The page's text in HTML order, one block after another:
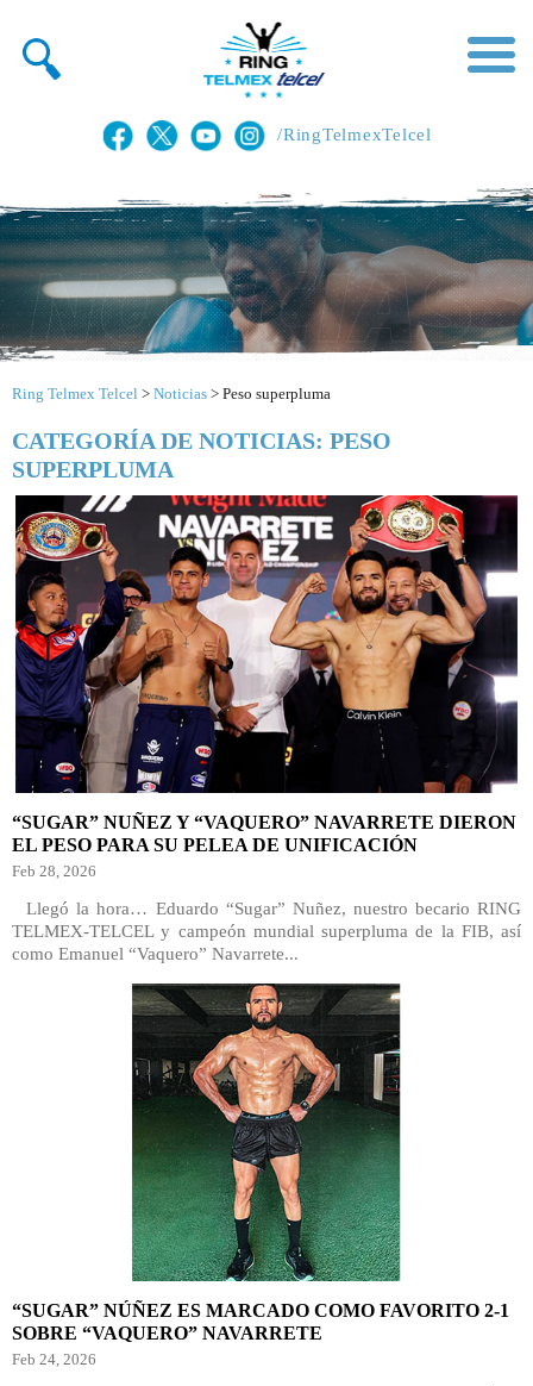
/RingTelmexTelcel
Ring Telmex Telcel > Noticias > Peso superpluma
CATEGORÍA DE NOTICIAS: PESO
SUPERPLUMA
“SUGAR” NUÑEZ Y “VAQUERO” NAVARRETE DIERON
EL PESO PARA SU PELEA DE UNIFICACIÓN
Feb 28, 2026
Llegó la hora… Eduardo “Sugar” Nuñez, nuestro becario RING
TELMEX-TELCEL y campeón mundial superpluma de la FIB, así
como Emanuel “Vaquero” Navarrete...
“SUGAR” NÚÑEZ ES MARCADO COMO FAVORITO 2-1
SOBRE “VAQUERO” NAVARRETE
Feb 24, 2026